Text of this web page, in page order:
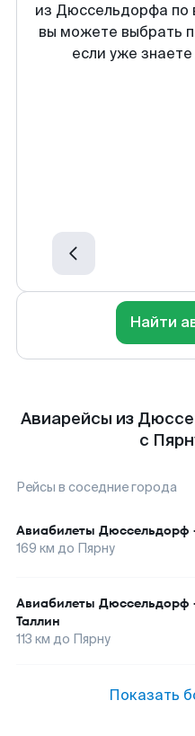
из Дюссельдорфа по
вы можете выбрать
если уже
Найти
Авиарейсы из
с
Рейсы в соседние города
Авиабилеты Дюссельдорф
169 км до Пярну
Авиабилеты Дюссельдорф
Таллин
113 км до Пярну
Показать